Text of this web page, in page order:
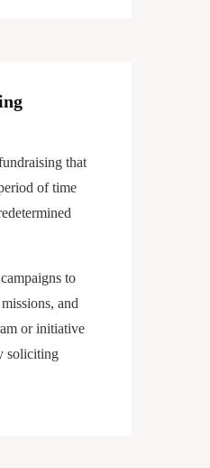
that
of time
to
and
or initiative
soliciting